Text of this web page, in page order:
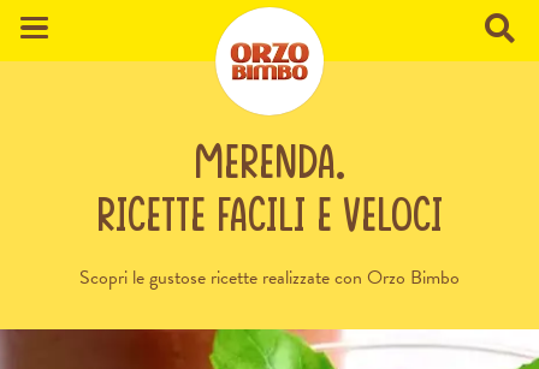
merenda.
Ricette facili e veloci
Scopri le gustose ricette realizzate con Orzo Bimbo